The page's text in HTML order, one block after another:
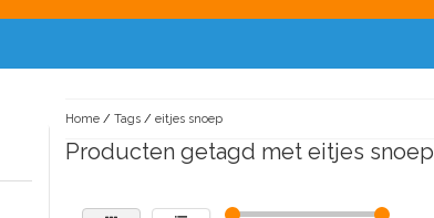
Home/ Tags/ eitjes snoep
Producten getagd met eitjes snoep